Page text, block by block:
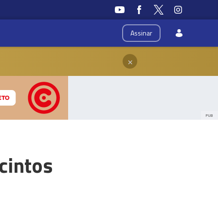
Assinar
×
PUB